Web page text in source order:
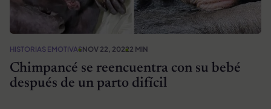
HISTORIAS EMOTIVASNOV 22, 20222 MIN
Chimpancé se reencuentra con su bebé
después de un parto difícil